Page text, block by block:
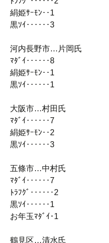
絹姫ｻｰﾓﾝ‥1
黒ｿｲ‥‥‥3
河内長野市…片岡氏
ﾏﾀﾞｲ‥‥‥8
絹姫ｻｰﾓﾝ‥1
黒ｿｲ‥‥‥1
大阪市…村田氏
ﾏﾀﾞｲ‥‥‥7
絹姫ｻｰﾓﾝ‥2
黒ｿｲ‥‥‥3
五條市…中村氏
ﾏﾀﾞｲ‥‥‥7
ﾄﾗﾌｸﾞ‥‥‥2
黒ｿｲ‥‥‥1
お年玉ﾏﾀﾞｲ･1
鶴見区…清水氏